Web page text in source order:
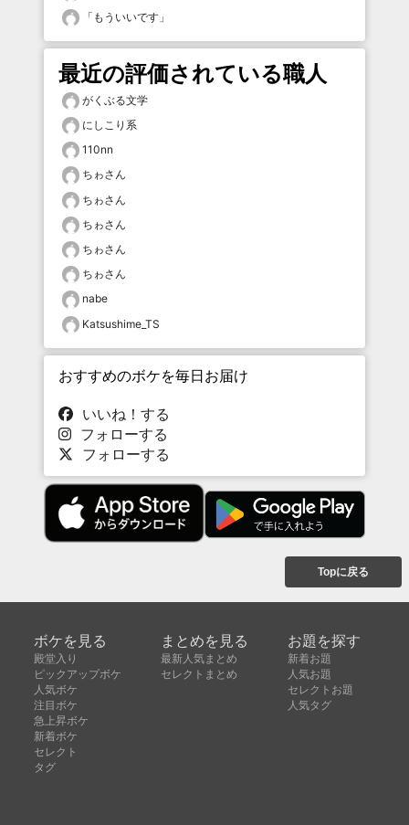
「 もういいです 」
最近の評価されている職人
がくぶる文学
にしこり系
110nn
ちゎさん
ちゎさん
ちゎさん
ちゎさん
ちゎさん
nabe
Katsushime_TS
おすすめのボケを毎日お届け
いいね！する
フォローする
フォローする
Topに戻る
ボケを見る
殿堂入り
ピックアップボケ
人気ボケ
注目ボケ
急上昇ボケ
新着ボケ
セレクト
タグ
まとめを見る
最新人気まとめ
セレクトまとめ
お題を探す
新着お題
人気お題
セレクトお題
人気タグ